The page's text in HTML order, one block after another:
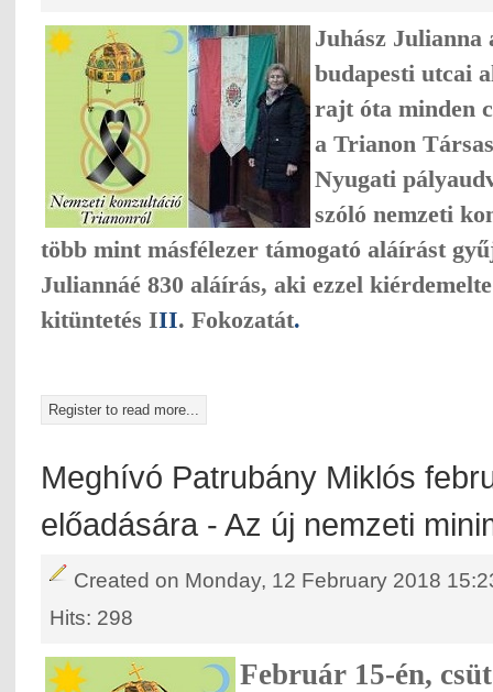
Juhász Julianna
budapesti utcai
rajt óta minden
a Trianon
Nyugati
szóló nemzeti
több mint másfélezer támogató aláírást
Juliannáé 830 aláírás, aki ezzel
kitüntetés III. Fokozatát.
Register to read more...
Meghívó Patrubány Miklós
előadására - Az új nemzeti
Created on Monday, 12 February 2018
Hits: 298
Február 15-én,